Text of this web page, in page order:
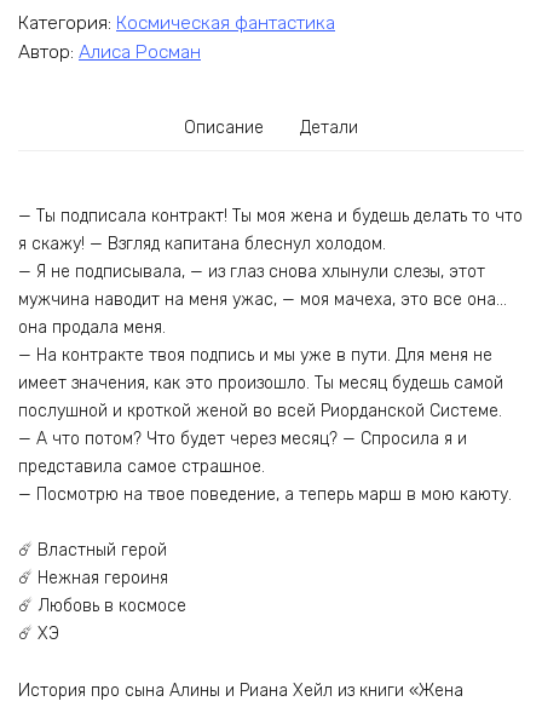
Категория: Космическая фантастика
Автор: Алиса Росман
Описание Детали
— Ты подписала контракт! Ты моя жена и будешь делать то что
я скажу! — Взгляд капитана блеснул холодом.
— Я не подписывала, — из глаз снова хлынули слезы, этот
мужчина наводит на меня ужас, — моя мачеха, это все она…
она продала меня.
— На контракте твоя подпись и мы уже в пути. Для меня не
имеет значения, как это произошло. Ты месяц будешь самой
послушной и кроткой женой во всей Риорданской Системе.
— А что потом? Что будет через месяц? — Спросила я и
представила самое страшное.
— Посмотрю на твое поведение, а теперь марш в мою каюту.
☄️ Властный герой
☄️ Нежная героиня
☄️ Любовь в космосе
☄️ ХЭ
История про сына Алины и Риана Хейл из книги «Жена